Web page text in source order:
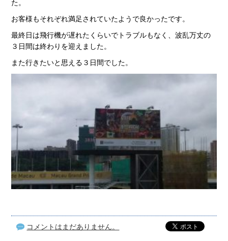
た。
お客様もそれぞれ満足されていたようで良かったです。
最終日は飛行機が遅れたくらいでトラブルもなく、波乱万丈の
３日間は終わりを迎えました。
また行きたいと思える３日間でした。
コメントはまだありません。